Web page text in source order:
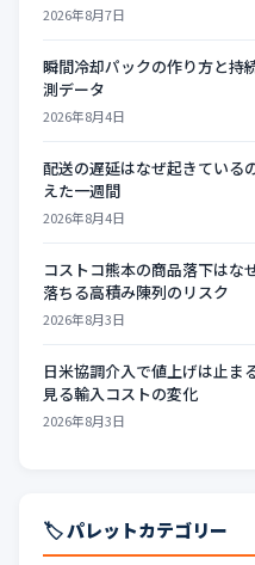
2026年8月7日
瞬間冷却パックの作り方と持
測データ
2026年8月4日
配送の遅延はなぜ起きている
えた一週間
2026年8月4日
コストコ熊本の商品落下はな
落ちる高積み陳列のリスク
2026年8月3日
日米協調介入で値上げは止ま
見る輸入コストの変化
2026年8月3日
🏷️ パレットカテゴリー